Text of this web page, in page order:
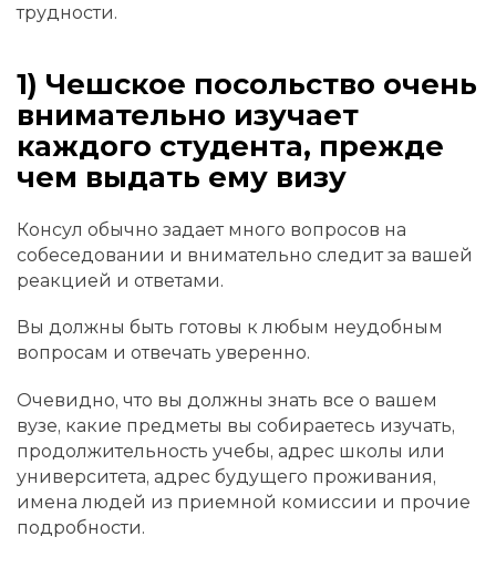
трудности.
1) Чешское посольство очень
внимательно изучает
каждого студента, прежде
чем выдать ему визу
Консул обычно задает много вопросов на
собеседовании и внимательно следит за вашей
реакцией и ответами.
Вы должны быть готовы к любым неудобным
вопросам и отвечать уверенно.
Очевидно, что вы должны знать все о вашем
вузе, какие предметы вы собираетесь изучать,
продолжительность учебы, адрес школы или
университета, адрес будущего проживания,
имена людей из приемной комиссии и прочие
подробности.